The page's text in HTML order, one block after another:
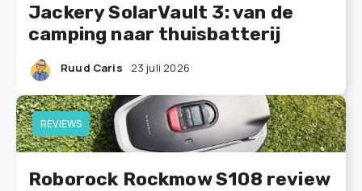
Jackery SolarVault 3: van de
camping naar thuisbatterij
Ruud Caris 23 juli 2026
REVIEWS
Roborock Rockmow S108 review